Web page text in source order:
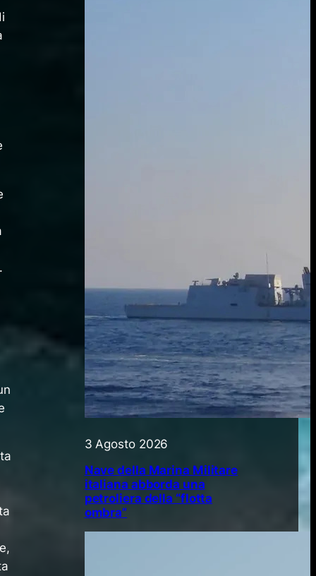
3 Agosto 2026
Nave della Marina Militare
italiana abborda una
petroliera della “flotta
ombra”